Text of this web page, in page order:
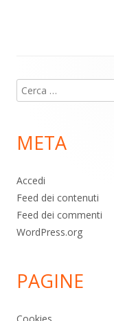
piè
pagina
Ricerca
per:
META
Accedi
Feed dei contenuti
Feed dei commenti
WordPress.org
PAGINE